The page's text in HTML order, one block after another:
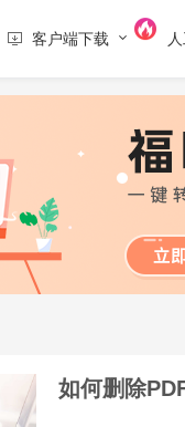
客户端下载
如何删除